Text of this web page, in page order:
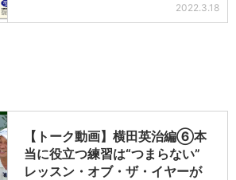
2022.3.18
【トーク動画】横田英治編⑥本
当に役立つ練習は“つまらない”
レッスン・オブ・ザ・イヤーが